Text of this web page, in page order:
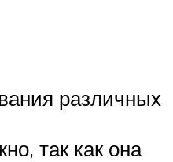
различных
так как она